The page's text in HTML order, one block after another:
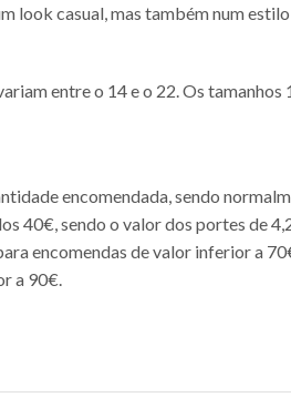
look casual, mas também num
entre o 14 e o 22. Os
encomendada, sendo
40€, sendo o valor dos portes de
encomendas de valor inferior a
a 90€.